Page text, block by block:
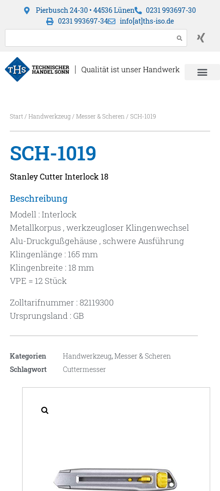
Pierbusch 24-30 • 44536 Lünen
0231 993697-30
0231 993697-34
info[at]ths-iso.de
Start/ Handwerkzeug/ Messer & Scheren / SCH-1019
SCH-1019
Stanley Cutter Interlock 18
Beschreibung
Modell : Interlock
Metallkorpus , werkzeugloser Klingenwechsel
Alu-Druckgußgehäuse , schwere Ausführung
Klingenlänge : 165 mm
Klingenbreite : 18 mm
VPE = 12 Stück
Zolltarifnummer : 82119300
Ursprungsland : GB
Kategorien Handwerkzeug,Messer & Scheren
Schlagwort
Cuttermesser